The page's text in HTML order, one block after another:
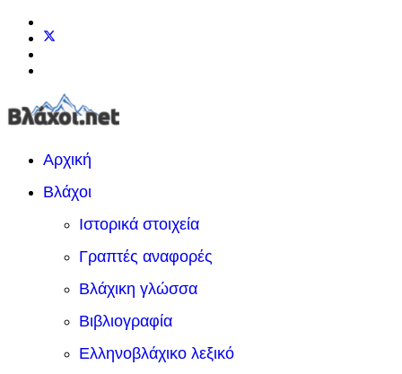
Αρχική
Βλάχοι
Ιστορικά στοιχεία
Γραπτές αναφορές
Βλάχικη γλώσσα
Βιβλιογραφία
Ελληνοβλάχικο λεξικό